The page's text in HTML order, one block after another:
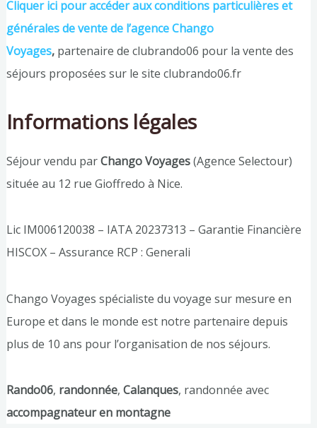
Cliquer ici pour accéder aux conditions particulières et
générales de vente de l’agence Chango
Voyages,partenaire de clubrando06 pour la vente des
séjours proposées sur le site clubrando06.fr
Informations légales
Séjour vendu parChango Voyages(Agence Selectour)
située au 12 rue Gioffredo à Nice.
Lic IM006120038 – IATA 20237313 – Garantie Financière
HISCOX – Assurance RCP : Generali
Chango Voyages spécialiste du voyage sur mesure en
Europe et dans le monde est notre partenaire depuis
plus de 10 ans pour l’organisation de nos séjours.
Rando06, randonnée, Calanques, randonnée avec
accompagnateur en montagne